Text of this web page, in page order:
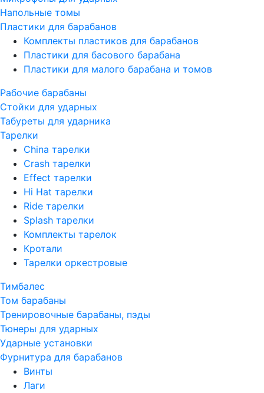
Напольные томы
Пластики для барабанов
Комплекты пластиков для барабанов
Пластики для басового барабана
Пластики для малого барабана и томов
Рабочие барабаны
Стойки для ударных
Табуреты для ударника
Тарелки
China тарелки
Crash тарелки
Effect тарелки
Hi Hat тарелки
Ride тарелки
Splash тарелки
Комплекты тарелок
Кротали
Тарелки оркестровые
Тимбалес
Том барабаны
Тренировочные барабаны, пэды
Тюнеры для ударных
Ударные установки
Фурнитура для барабанов
Винты
Лаги